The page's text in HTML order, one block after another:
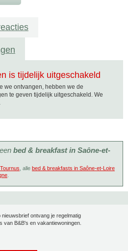
is tijdelijk uitgeschakeld
we ontvangen, hebben we de
te geven tijdelijk uitgeschakeld. We
bed & breakfast in Saône-et-
, alle bed & breakfasts in Saône-et-Loire
ontvang je regelmatig
van B&B's en vakantiewoningen.